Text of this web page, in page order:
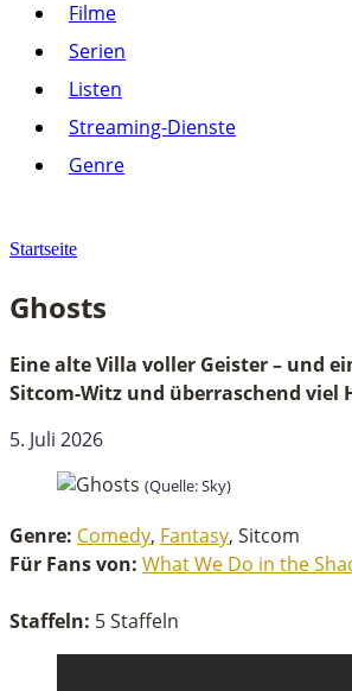
Filme
Serien
Listen
Streaming-Dienste
Genre
Startseite
Serien
Ghosts
Eine alte Villa voller Geister – und
Sitcom-Witz und überraschend viel
5. Juli 2026
(Quelle: Sky)
Genre: Comedy, Fantasy, Sitcom
Für Fans von: What We Do in the
Staffeln: 5 Staffeln